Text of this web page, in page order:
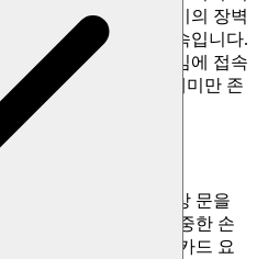
며, 여러분과 게임 사이의 장벽
다. 이것이 저희의 약속입니다.
싶을 때, 몇 초 안에 게임에 접속
, 순수하고 즉각적인 재미만 존
속
공합니다. 저희의 가상 문을
창출의 대상이 아닌 소중한 손
한 유료화 또는 신용 카드 요